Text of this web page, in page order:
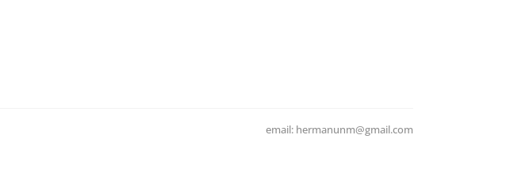
email: hermanunm@gmail.com